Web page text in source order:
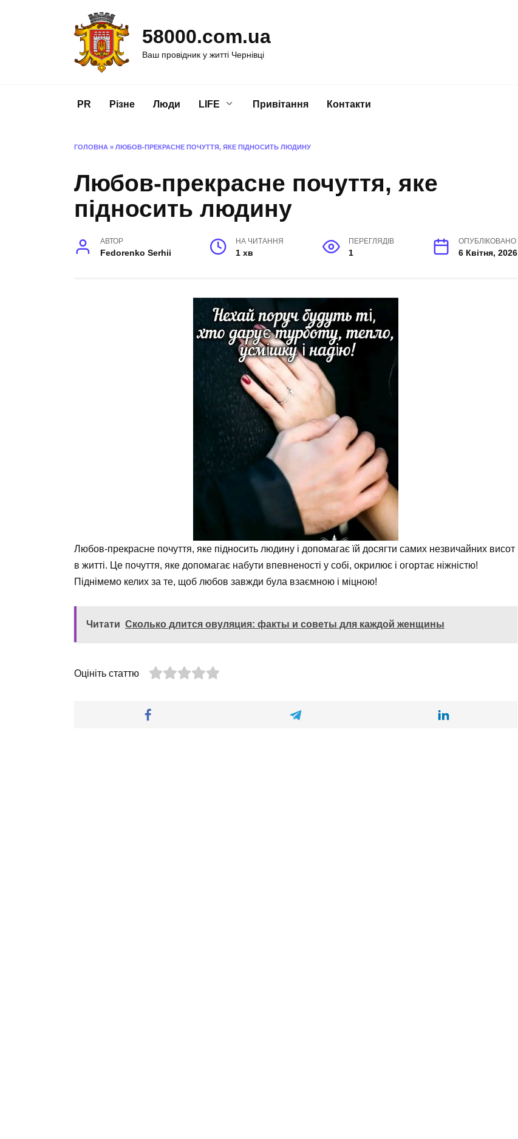
58000.com.ua
Ваш провідник у житті Чернівці
PR Різне Люди LIFE Привітання Контакти
ГОЛОВНА » ЛЮБОВ-ПРЕКРАСНЕ ПОЧУТТЯ, ЯКЕ ПІДНОСИТЬ ЛЮДИНУ
Любов-прекрасне почуття, яке
підносить людину
АВТОР
Fedorenko Serhii
НА ЧИТАННЯ
1 хв
ПЕРЕГЛЯДІВ
1
ОПУБЛІКОВАНО
6 Квітня, 2026
Любов-прекрасне почуття, яке підносить людину і допомагає їй досягти самих незвичайних висот
в житті. Це почуття, яке допомагає набути впевненості у собі, окрилює і огортає ніжністю!
Піднімемо келих за те, щоб любов завжди була взаємною і міцною!
Читати Сколько длится овуляция: факты и советы для каждой женщины
Оцініть статтю